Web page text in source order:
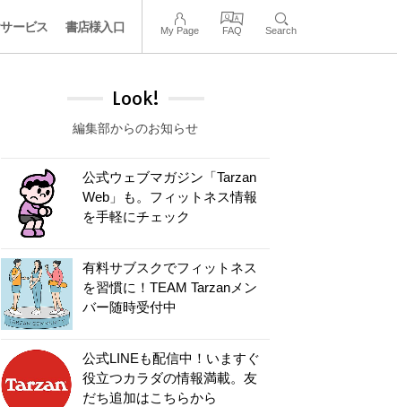
ービス 書店様入口 My Page FAQ Search
Look!
編集部からのお知らせ
公式ウェブマガジン「Tarzan
Web」も。フィットネス情報
を手軽にチェック
有料サブスクでフィットネス
を習慣に！TEAM Tarzanメン
バー随時受付中
公式LINEも配信中！いますぐ
役立つカラダの情報満載。友
だち追加はこちらから